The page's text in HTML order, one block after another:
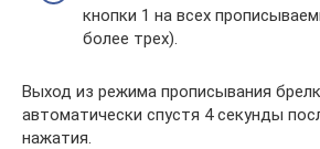
кнопки 1 на всех
более трех).
Выход из режима прописывания
автоматически спустя 4 секунды
нажатия.